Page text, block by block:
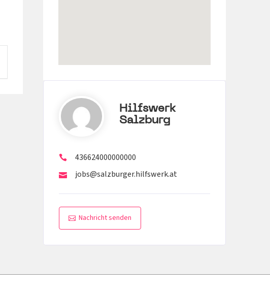
Hilfswerk
Salzburg
436624000000000
jobs@salzburger.hilfswerk.at
Nachricht senden